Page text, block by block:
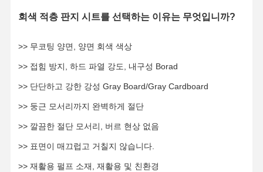
회색 적층 판지 시트를 선택하는 이유는 무엇입니까?
>> 무코팅 양면, 양면 회색 색상
>> 접힘 방지, 하드 파열 강도, 내구성 Borad
>> 단단하고 강한 강성 Gray Board/Gray Cardboard
>> 둥근 모서리까지 완벽하게 절단
>> 깔끔한 절단 모서리, 버르 현상 없음
>> 표면이 매끄럽고 거칠지 않습니다.
>> 재활용 펄프 소재, 재활용 및 친환경